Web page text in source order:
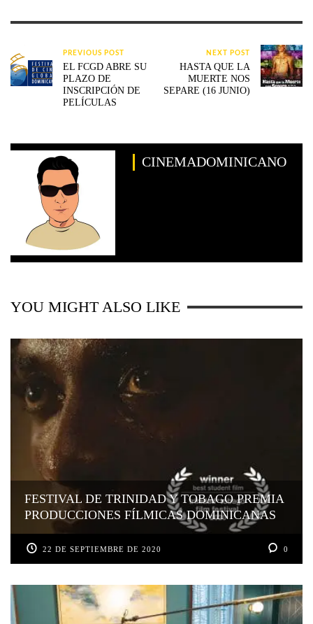
PREVIOUS POST
EL FCGD ABRE SU
PLAZO DE
INSCRIPCIÓN DE
PELÍCULAS
NEXT POST
HASTA QUE LA
MUERTE NOS
SEPARE (16 JUNIO)
CINEMADOMINICANO
YOU MIGHT ALSO LIKE
FESTIVAL DE TRINIDAD Y TOBAGO PREMIA
PRODUCCIONES FÍLMICAS DOMINICANAS
22 DE SEPTIEMBRE DE 2020 0